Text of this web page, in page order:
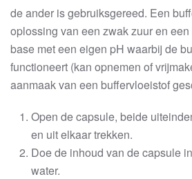
de ander is gebruiksgereed. Een
oplossing van een zwak zuur en
base met een eigen pH waarbij de
functioneert (kan opnemen of
aanmaak van een buffervloeistof
Open de capsule, beide
en uit elkaar trekken.
Doe de inhoud van de capsule
water.